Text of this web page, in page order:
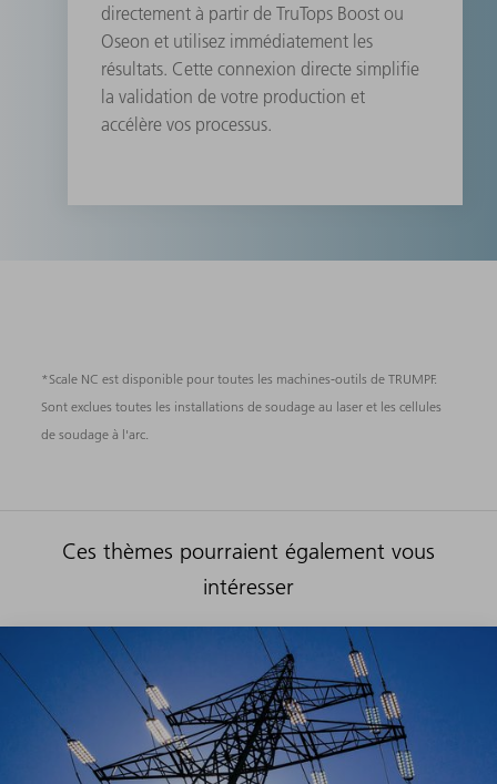
directement à partir de TruTops Boost ou
Oseon et utilisez immédiatement les
résultats. Cette connexion directe simplifie
la validation de votre production et
accélère vos processus.
*Scale NC est disponible pour toutes les machines-outils de TRUMPF.
Sont exclues toutes les installations de soudage au laser et les cellules
de soudage à l'arc.
Ces thèmes pourraient également vous
intéresser